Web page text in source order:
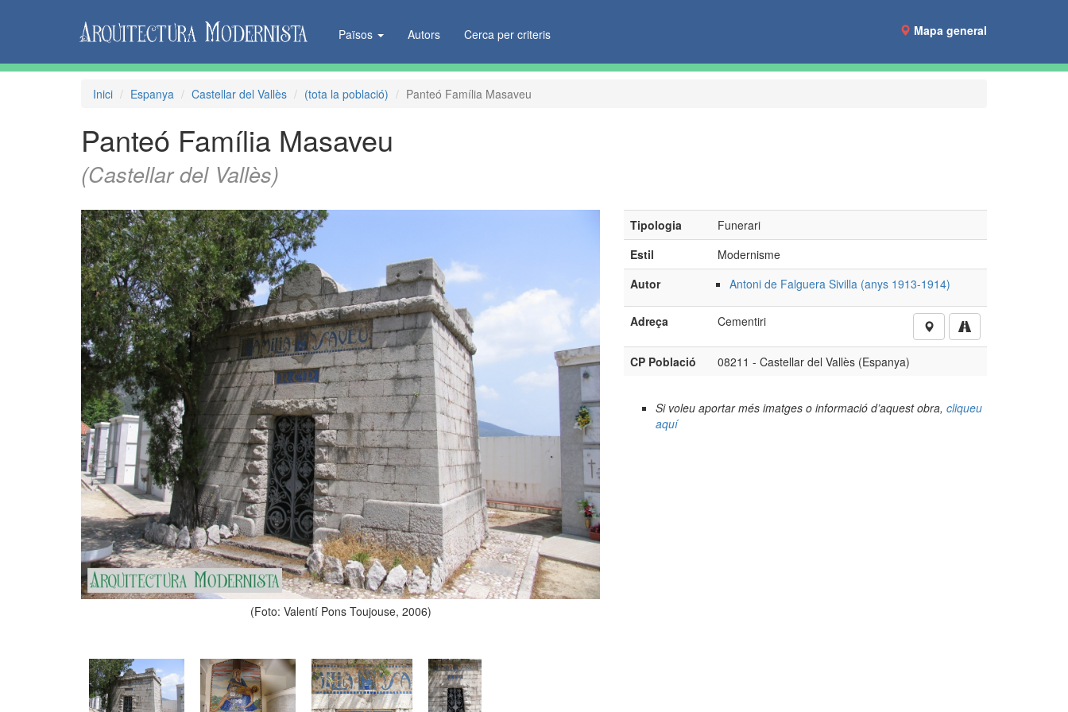
Països Autors Cerca per criteris Mapa general
Inici Espanya Castellar del Vallès (tota la població) Panteó Família Masaveu
Panteó Família Masaveu
(Castellar del Vallès)
(Foto: Valentí Pons Toujouse, 2006)
Tipologia
Funerari
Estil
Modernisme
Autor
Antoni de Falguera Sivilla (anys 1913-1914)
Adreça Cementiri
CP Població 08211 - Castellar del Vallès (Espanya)
Si voleu aportar més imatges o informació d’aquest obra, cliqueu
aquí